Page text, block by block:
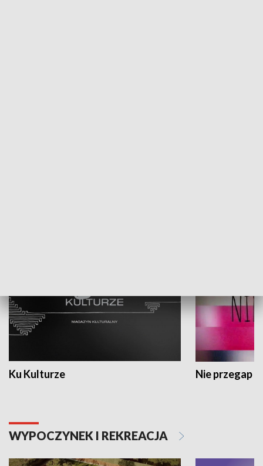
Ku Kulturze Nie przegap
WYPOCZYNEK I REKREACJA